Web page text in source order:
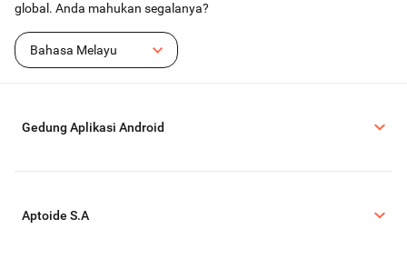
global. Anda mahukan segalanya?
Bahasa Melayu
Gedung Aplikasi Android
Aptoide S.A